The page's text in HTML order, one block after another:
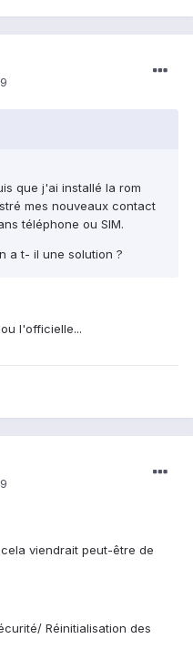
que j'ai installé la rom
mes nouveaux contact
téléphone ou SIM.
a t- il une solution ?
l'officielle...
viendrait peut-être de
Réinitialisation des